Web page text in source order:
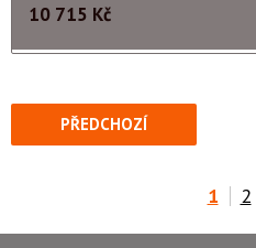
10 715 Kč
PŘEDCHOZÍ
1 2